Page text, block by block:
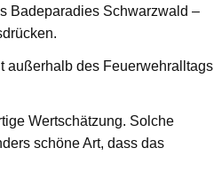
Badeparadies Schwarzwald –
außerhalb des Feuerwehralltags
Wertschätzung. Solche
schöne Art, dass das